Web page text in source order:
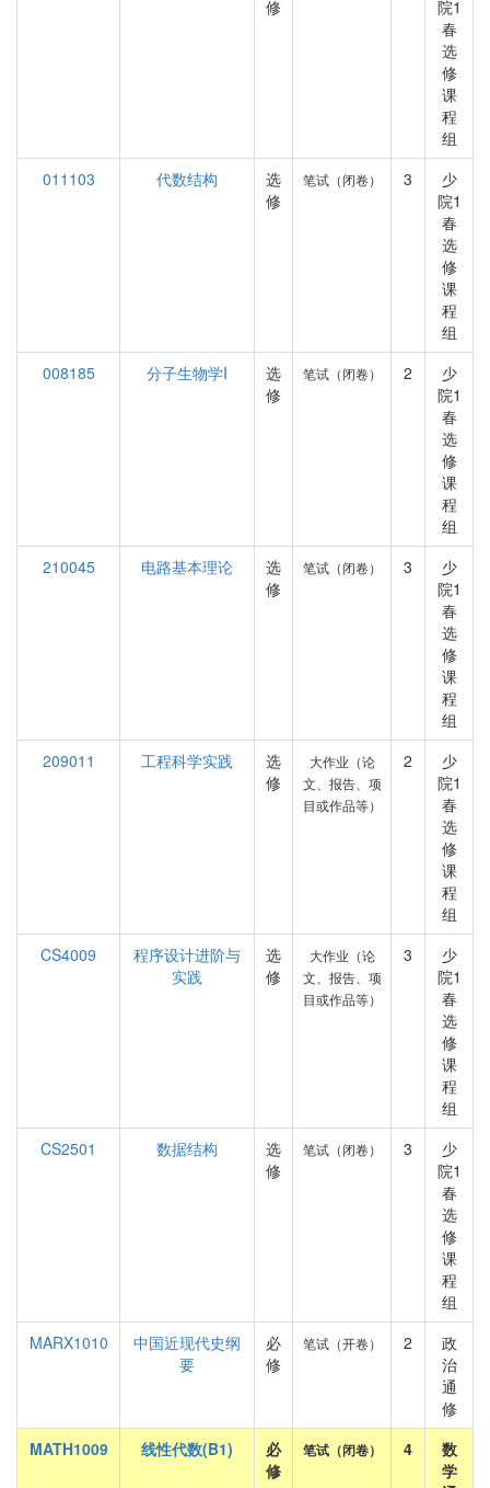
修
院1
春
选
修
课
程
组
011103
代数结构
选
修
笔试（闭卷） 3
少
院1
春
选
修
课
程
组
008185
分子生物学I
选
修
笔试（闭卷） 2
少
院1
春
选
修
课
程
组
210045
电路基本理论
选
修
笔试（闭卷） 3
少
院1
春
选
修
课
程
组
209011
工程科学实践
选
修
大作业（论
文、报告、项
目或作品等）
2
少
院1
春
选
修
课
程
组
CS4009
程序设计进阶与
实践
选
修
大作业（论
文、报告、项
目或作品等）
3
少
院1
春
选
修
课
程
组
CS2501
数据结构
选
修
笔试（闭卷） 3
少
院1
春
选
修
课
程
组
MARX1010
中国近现代史纲
要
必
修
笔试（开卷） 2
政
治
通
修
MATH1009
线性代数(B1)
必
修
笔试（闭卷） 4
数
学